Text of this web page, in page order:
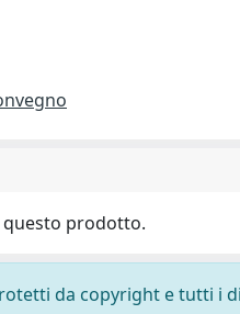
questo prodotto.
da copyright e tutti i